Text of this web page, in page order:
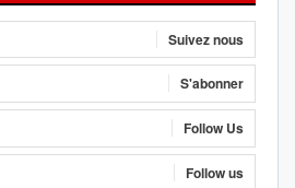
Suivez nous
S'abonner
Follow Us
Follow us